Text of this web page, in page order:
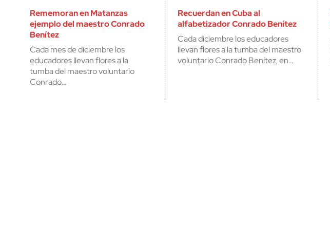
Rememoran en Matanzas
ejemplo del maestro Conrado
Benítez
Cada mes de diciembre los
educadores llevan flores a la
tumba del maestro voluntario
Conrado…
Recuerdan en Cuba al
alfabetizador Conrado Benítez
Cada diciembre los educadores
llevan flores a la tumba del maestro
voluntario Conrado Benítez, en…